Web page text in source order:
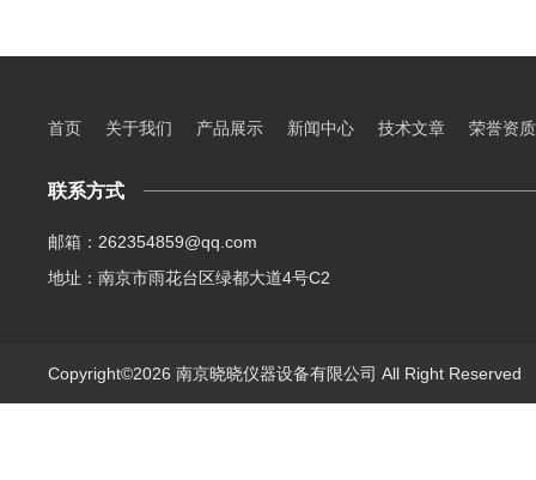
首页 关于我们 产品展示 新闻中心 技术文章 荣誉资质
联系方式
邮箱：262354859@qq.com
地址：南京市雨花台区绿都大道4号C2
Copyright©2026 南京晓晓仪器设备有限公司 All Right